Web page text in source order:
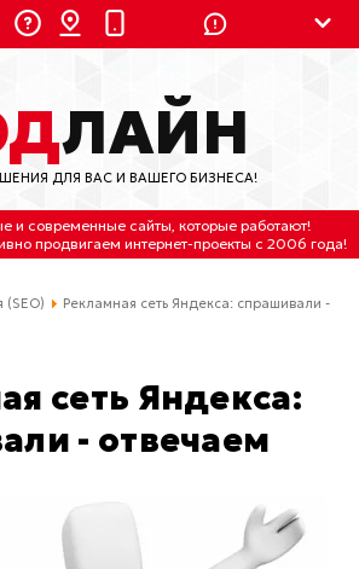
(800) 550-9899 (с 2:30 до 11:30 по
по России
658-653
637-673
вход \ Левый торец здания
Все контакты
ЛАЙН
ДЛЯ ВАС И ВАШЕГО БИЗНЕСА!
и современные сайты, которые работают!
продвигаем интернет-проекты с 2006 года!
(SEO)
Рекламная сеть Яндекса: спрашивали -
- отвечаем